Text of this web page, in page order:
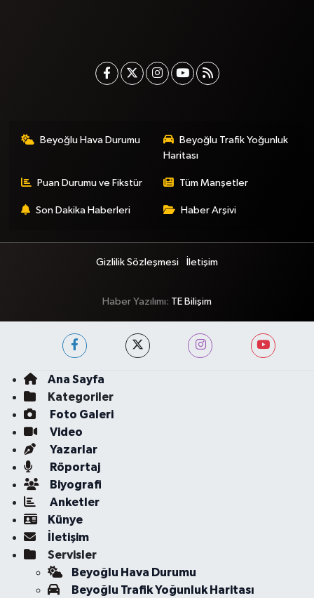
Beyoğlu Hava Durumu
Beyoğlu Trafik Yoğunluk
Haritası
Puan Durumu ve Fikstür Tüm Manşetler
Son Dakika Haberleri Haber Arşivi
Gizlilik Sözleşmesi İletişim
Haber Yazılımı: TE Bilişim
Ana Sayfa
Kategoriler
Foto Galeri
Video
Yazarlar
Röportaj
Biyografi
Anketler
Künye
İletişim
Servisler
Beyoğlu Hava Durumu
Beyoğlu Trafik Yoğunluk Haritası